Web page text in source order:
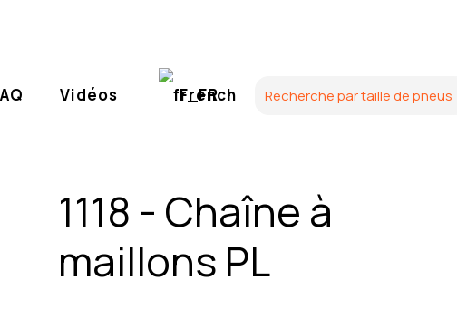
Vidéos French
1118 - Chaîne à
maillons PL